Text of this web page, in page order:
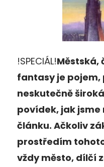
!SPECIÁL!Městská,
fantasy je pojem,
neskutečně
povídek, jak
článku. Ačkoliv
prostředím
vždy město, dílčí